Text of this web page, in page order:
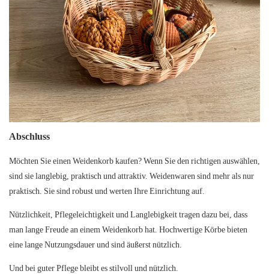
Abschluss
Möchten Sie einen Weidenkorb kaufen? Wenn Sie den richtigen auswählen,
sind sie langlebig, praktisch und attraktiv. Weidenwaren sind mehr als nur
praktisch. Sie sind robust und werten Ihre Einrichtung auf.
Nützlichkeit, Pflegeleichtigkeit und Langlebigkeit tragen dazu bei, dass
man lange Freude an einem Weidenkorb hat. Hochwertige Körbe bieten
eine lange Nutzungsdauer und sind äußerst nützlich.
Und bei guter Pflege bleibt es stilvoll und nützlich.